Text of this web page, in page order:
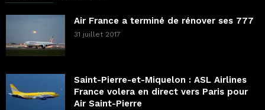
Air France a terminé de rénover ses 777
31 juillet 2017
Saint-Pierre-et-Miquelon : ASL Airlines
France volera en direct vers Paris pour
Air Saint-Pierre